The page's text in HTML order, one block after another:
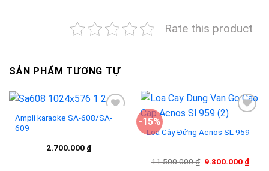
Rate this product
SẢN PHẨM TƯƠNG TỰ
Ampli karaoke SA-608/SA-
609
2.700.000 ₫
-15%
Loa Cây Đứng Acnos SL 959
11.500.000₫ Giá
9.800.000 ₫Giá